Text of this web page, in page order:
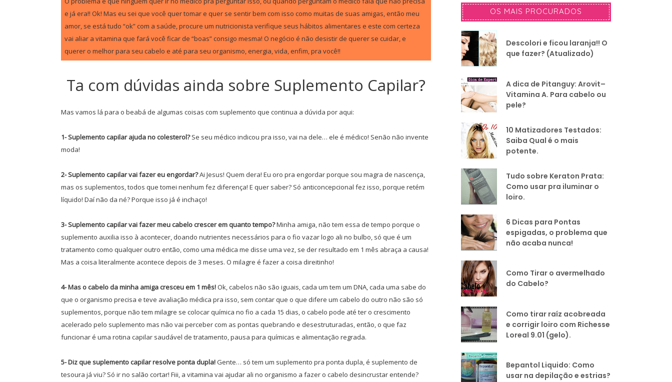
e já era!! Ok! Mas eu sei que você quer tomar e quer se sentir bem com isso como muitas de suas amigas, então meu
amor, se está tudo “ok” com a saúde, procure um nutricionista verifique seus hábitos alimentares e este com certeza
vai aliar a vitamina que fará você ficar de “boas” consigo mesma! O negócio é não desistir de querer se cuidar, e
querer o melhor para seu cabelo e até para seu organismo, energia, vida, enfim, pra você!!
Ta com dúvidas ainda sobre Suplemento Capilar?
Mas vamos lá para o beabá de algumas coisas com suplemento que continua a dúvida por aqui:
1- Suplemento capilar ajuda no colesterol?Se seu médico indicou pra isso, vai na dele… ele é médico! Senão não invente
moda!
2- Suplemento capilar vai fazer eu engordar?Ai Jesus! Quem dera! Eu oro pra engordar porque sou magra de nascença,
mas os suplementos, todos que tomei nenhum fez diferença! E quer saber? Só anticoncepcional fez isso, porque retém
líquido! Daí não da né? Porque isso já é inchaço!
3- Suplemento capilar vai fazer meu cabelo crescer em quanto tempo?Minha amiga, não tem essa de tempo porque o
suplemento auxilia isso à acontecer, doando nutrientes necessários para o fio vazar logo ali no bulbo, só que é um
tratamento como qualquer outro então, como uma médica me disse uma vez, se der resultado em 1 mês abraça a causa!
Mas a coisa literalmente acontece depois de 3 meses. O milagre é fazer a coisa direitinho!
4- Mas o cabelo da minha amiga cresceu em 1 mês! Ok, cabelos não são iguais, cada um tem um DNA, cada uma sabe do
que o organismo precisa e teve avaliação médica pra isso, sem contar que o que difere um cabelo do outro não são só
suplementos, porque não tem milagre se colocar química no fio a cada 15 dias, o cabelo pode até ter o crescimento
acelerado pelo suplemento mas não vai perceber com as pontas quebrando e desestruturadas, então, o que faz
funcionar é uma rotina capilar saudável de tratamento, pausa para químicas e alimentação regrada.
5- Diz que suplemento capilar resolve ponta dupla! Gente… só tem um suplemento pra ponta dupla, é suplemento de
tesoura já viu? Só ir no salão cortar! Fiii, a vitamina vai ajudar ali no organismo a fazer o cabelo desincrustar entende?
OS MAIS PROCURADOS
Descolori e ficou laranja!! O
que fazer? (Atualizado)
A dica de Pitanguy: Arovit–
Vitamina A. Para cabelo ou
pele?
10 Matizadores Testados:
Saiba Qual é o mais
potente.
Tudo sobre Keraton Prata:
Como usar pra iluminar o
loiro.
6 Dicas para Pontas
espigadas, o problema que
não acaba nunca!
Como Tirar o avermelhado
do Cabelo?
Como tirar raíz acobreada
e corrigir loiro com Richesse
Loreal 9.01 (gelo).
Bepantol Liquido: Como
usar na depilação e estrias?